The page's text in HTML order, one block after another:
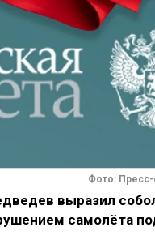
Фото:
выразил
самолёта